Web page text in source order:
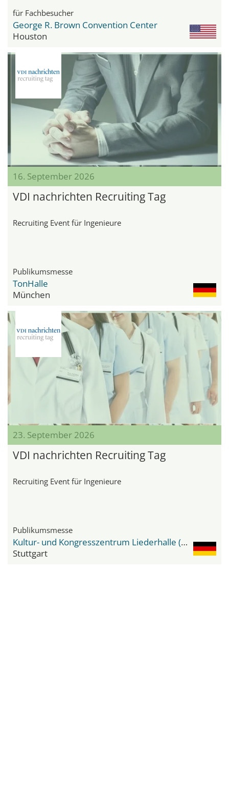
für Fachbesucher
George R. Brown Convention Center
Houston
16. September 2026
VDI nachrichten Recruiting Tag
Recruiting Event für Ingenieure
Publikumsmesse
TonHalle
München
23. September 2026
VDI nachrichten Recruiting Tag
Recruiting Event für Ingenieure
Publikumsmesse
Kultur- und Kongresszentrum Liederhalle (KKL)
Stuttgart